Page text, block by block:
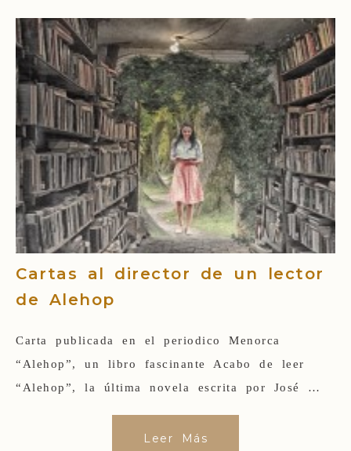
Cartas al director de un lector
de Alehop
Carta publicada en el periodico Menorca
“Alehop”, un libro fascinante Acabo de leer
“Alehop”, la última novela escrita por José …
Leer Más